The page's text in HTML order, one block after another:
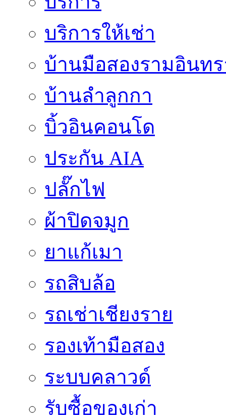
บริการให้เช่า
บ้านมือสองรามอินท
บ้านลำลูกกา
บิ้วอินคอนโด
ประกัน AIA
ปลั๊กไฟ
ผ้าปิดจมูก
ยาแก้เมา
รถสิบล้อ
รถเช่าเชียงราย
รองเท้ามือสอง
ระบบคลาวด์
รับซื้อของเก่า